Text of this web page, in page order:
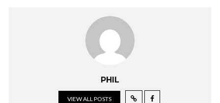
PHIL
VIEW ALL POSTS